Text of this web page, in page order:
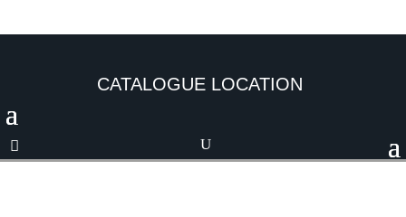
CATALOGUE LOCATION